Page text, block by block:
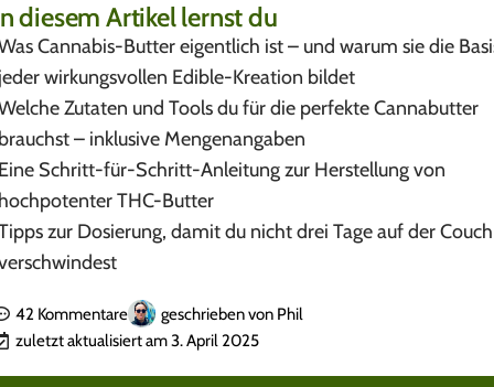
diesem Artikel lernst du
Cannabis-Butter eigentlich ist – und warum sie die
wirkungsvollen Edible-Kreation bildet
Zutaten und Tools du für die perfekte Cannabutter
– inklusive Mengenangaben
Schritt-für-Schritt-Anleitung zur Herstellung von
THC-Butter
zur Dosierung, damit du nicht drei Tage auf der Couch
42 Kommentare geschrieben von Phil
zuletzt aktualisiert am 3. April 2025